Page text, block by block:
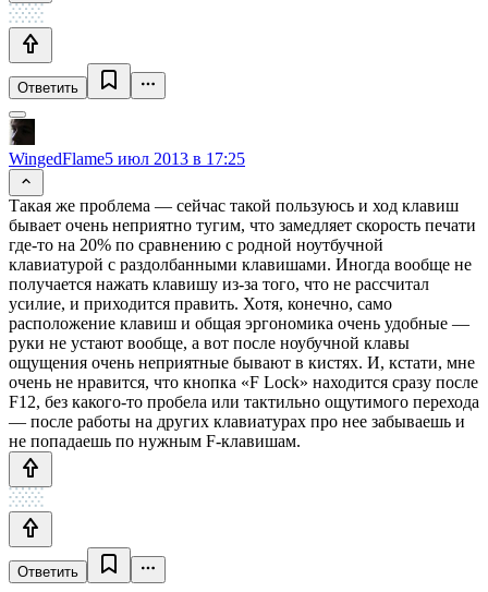
Ответить
WingedFlame5 июл 2013 в 17:25
Такая же проблема — сейчас такой пользуюсь и ход клавиш
бывает очень неприятно тугим, что замедляет скорость печати
где-то на 20% по сравнению с родной ноутбучной
клавиатурой с раздолбанными клавишами. Иногда вообще не
получается нажать клавишу из-за того, что не рассчитал
усилие, и приходится править. Хотя, конечно, само
расположение клавиш и общая эргономика очень удобные —
руки не устают вообще, а вот после ноубучной клавы
ощущения очень неприятные бывают в кистях. И, кстати, мне
очень не нравится, что кнопка «F Lock» находится сразу после
F12, без какого-то пробела или тактильно ощутимого перехода
— после работы на других клавиатурах про нее забываешь и
не попадаешь по нужным F-клавишам.
Ответить